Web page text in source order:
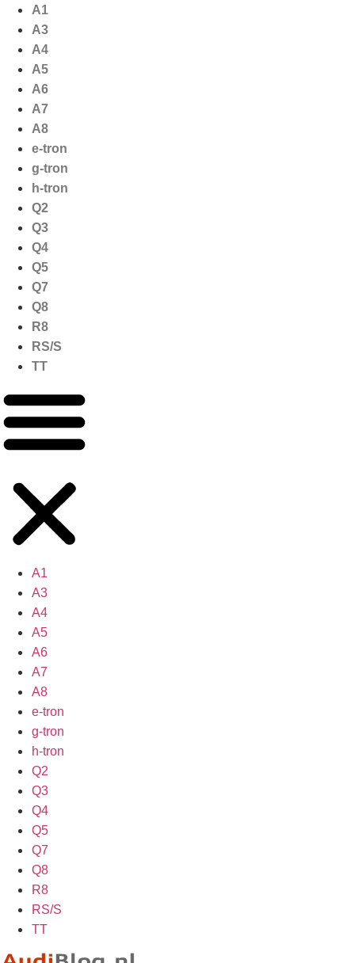
naar
inhoud
A1
A3
A4
A5
A6
A7
A8
e-tron
g-tron
h-tron
Q2
Q3
Q4
Q5
Q7
Q8
R8
RS/S
TT
A1
A3
A4
A5
A6
A7
A8
e-tron
g-tron
h-tron
Q2
Q3
Q4
Q5
Q7
Q8
R8
RS/S
TT